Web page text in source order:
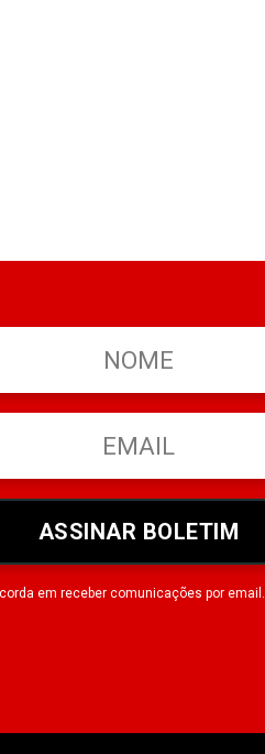
ASSINAR BOLETIM
em receber comunicações por email.